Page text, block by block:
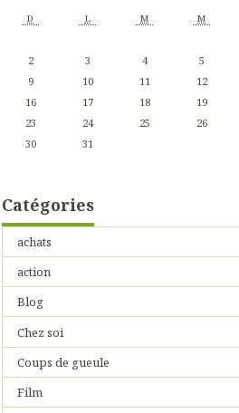
D L M M
2
3 4 5
9
10 11 12
16
17 18 19
23
24 25 26
30
31
Catégories
achats
action
Blog
Chez soi
Coups de gueule
Film